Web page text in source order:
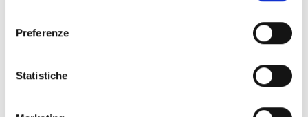
Preferenze
Statistiche
montagem na parede da central